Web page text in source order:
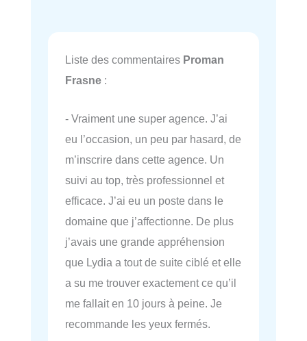
Liste des commentaires Proman
Frasne :
- Vraiment une super agence. J’ai
eu l’occasion, un peu par hasard, de
m’inscrire dans cette agence. Un
suivi au top, très professionnel et
efficace. J’ai eu un poste dans le
domaine que j’affectionne. De plus
j’avais une grande appréhension
que Lydia a tout de suite ciblé et elle
a su me trouver exactement ce qu’il
me fallait en 10 jours à peine. Je
recommande les yeux fermés.